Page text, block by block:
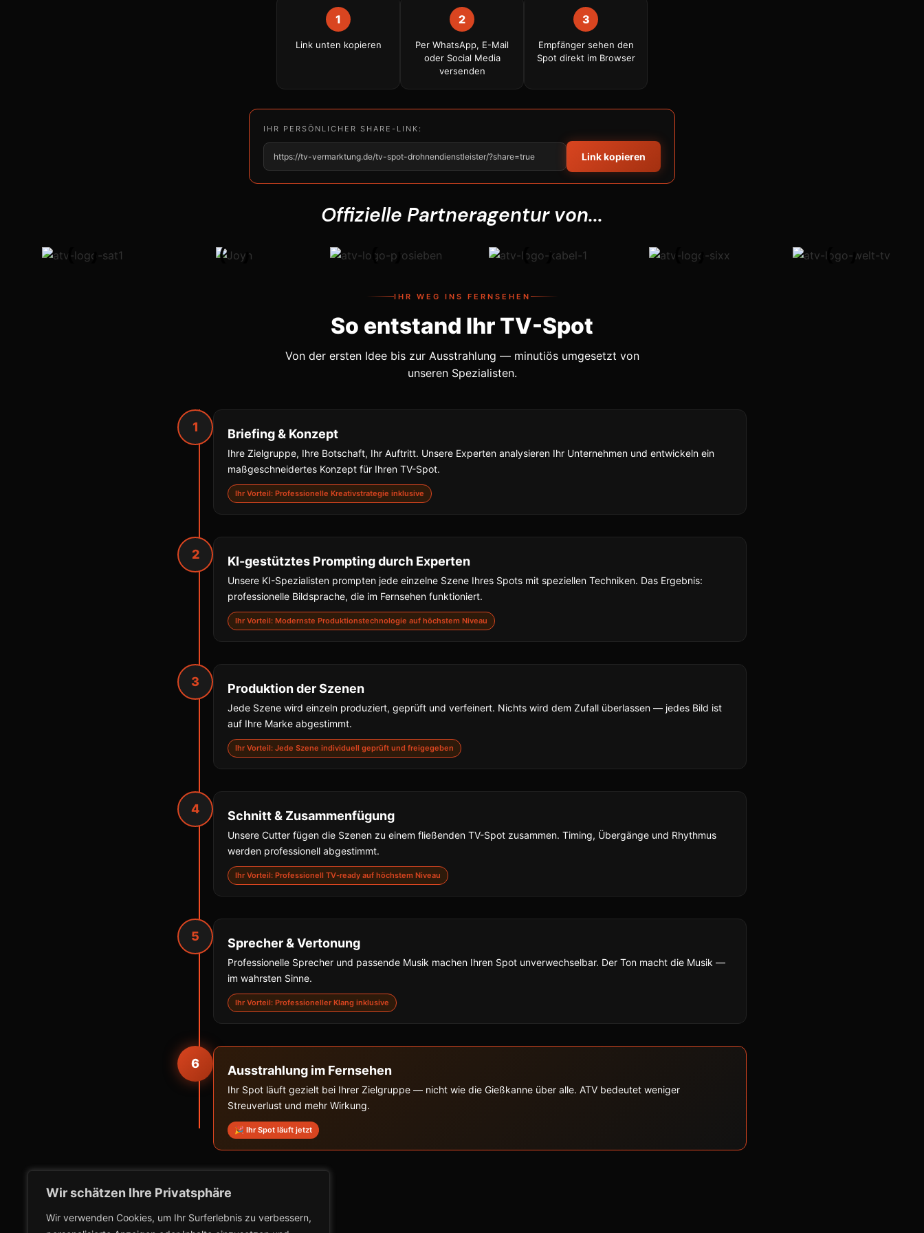
Wir schätzen Ihre Privatsphäre
Wir verwenden Cookies, um Ihr Surferlebnis zu verbessern,
1
Link unten kopieren
2
Per WhatsApp, E-Mail
oder Social Media
versenden
3
Empfänger sehen den
Spot direkt im Browser
IHR PERSÖNLICHER SHARE-LINK:
https://tv-vermarktung.de/tv-spot-drohnendienstleister/?share=true Link kopieren
Offizielle Partneragentur von...
IHR WEG INS FERNSEHEN
So entstand Ihr TV-Spot
Von der ersten Idee bis zur Ausstrahlung — minutiös umgesetzt von
unseren Spezialisten.
1 Briefing & Konzept
Ihre Zielgruppe, Ihre Botschaft, Ihr Auftritt. Unsere Experten analysieren Ihr Unternehmen und entwickeln ein
maßgeschneidertes Konzept für Ihren TV-Spot.
Ihr Vorteil: Professionelle Kreativstrategie inklusive
2 KI-gestütztes Prompting durch Experten
Unsere KI-Spezialisten prompten jede einzelne Szene Ihres Spots mit speziellen Techniken. Das Ergebnis:
professionelle Bildsprache, die im Fernsehen funktioniert.
Ihr Vorteil: Modernste Produktionstechnologie auf höchstem Niveau
3 Produktion der Szenen
Jede Szene wird einzeln produziert, geprüft und verfeinert. Nichts wird dem Zufall überlassen — jedes Bild ist
auf Ihre Marke abgestimmt.
Ihr Vorteil: Jede Szene individuell geprüft und freigegeben
4 Schnitt & Zusammenfügung
Unsere Cutter fügen die Szenen zu einem fließenden TV-Spot zusammen. Timing, Übergänge und Rhythmus
werden professionell abgestimmt.
Ihr Vorteil: Professionell TV-ready auf höchstem Niveau
5 Sprecher & Vertonung
Professionelle Sprecher und passende Musik machen Ihren Spot unverwechselbar. Der Ton macht die Musik —
im wahrsten Sinne.
Ihr Vorteil: Professioneller Klang inklusive
6 Ausstrahlung im Fernsehen
Ihr Spot läuft gezielt bei Ihrer Zielgruppe — nicht wie die Gießkanne über alle. ATV bedeutet weniger
Streuverlust und mehr Wirkung.
🎉 Ihr Spot läuft jetzt